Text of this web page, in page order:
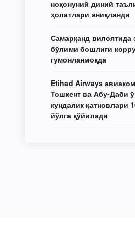
ноқонуний диний
ҳолатлари аниқланди
Самарқанд вилоятида
бўлими бошлиғи
гумонланмоқда
Etihad Airways
Тошкент ва Абу-Даби
кундалик қатновлари
йўлга қўйилади